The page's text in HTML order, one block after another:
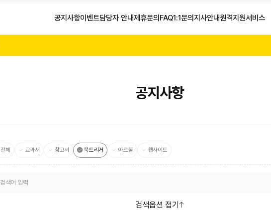
공지사항이벤트담당자 안내제휴문의FAQ1:1문의지사안내원격지원서비스
공지사항
전체 교과서 참고서 북트리거 아르볼 웹사이트
검색옵션 접기